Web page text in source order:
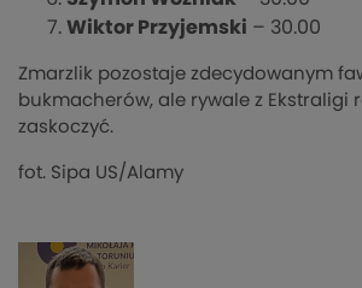
Wiktor Przyjemski – 30.00
Zmarzlik pozostaje zdecydowanym
bukmacherów, ale rywale z Ekstraligi
zaskoczyć.
fot. Sipa US/Alamy